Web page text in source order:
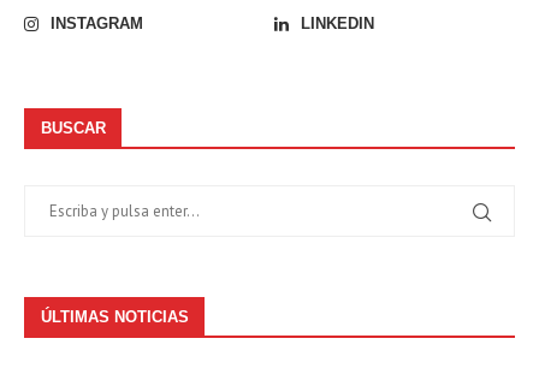
INSTAGRAM
LINKEDIN
BUSCAR
ÚLTIMAS NOTICIAS